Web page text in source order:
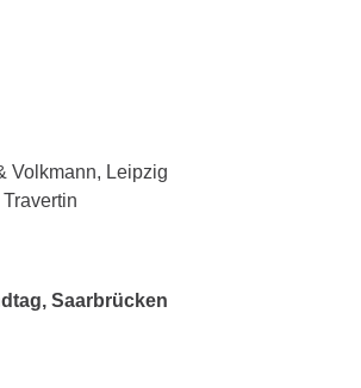
Volkmann, Leipzig
Saarbrücken